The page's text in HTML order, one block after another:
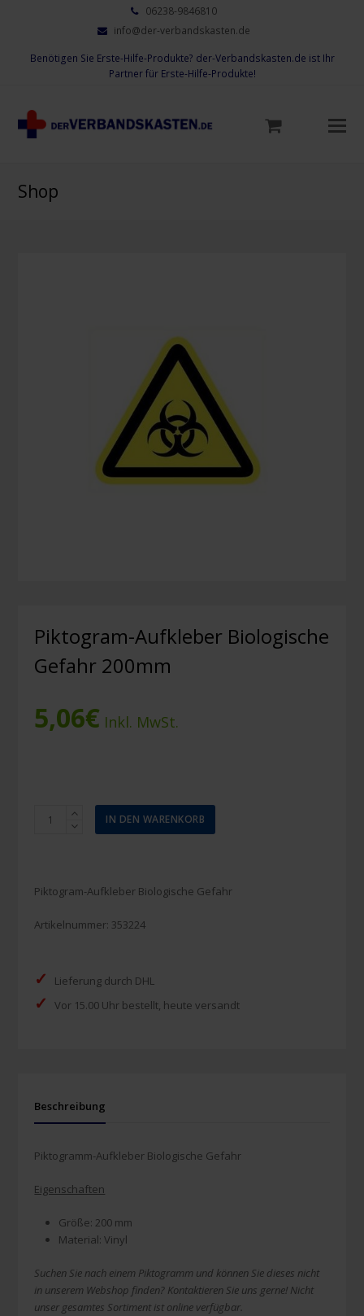
06238-9846810
info@der-verbandskasten.de
Benötigen Sie Erste-Hilfe-Produkte? der-Verbandskasten.de ist Ihr
Partner für Erste-Hilfe-Produkte!
Shop
Piktogram-Aufkleber Biologische
Gefahr 200mm
5,06€ Inkl. MwSt.
Piktogram-
Aufkleber
Menge
IN DEN WARENKORB
Piktogram-Aufkleber Biologische Gefahr
Artikelnummer: 353224
✓ Lieferung durch DHL
✓ Vor 15.00 Uhr bestellt, heute versandt
Beschreibung
Piktogramm-Aufkleber Biologische Gefahr
Eigenschaften
Größe: 200 mm
Material: Vinyl
Suchen Sie nach einem Piktogramm und können Sie dieses nicht
in unserem Webshop finden? Kontaktieren Sie uns gerne! Nicht
unser gesamtes Sortiment ist online verfügbar.